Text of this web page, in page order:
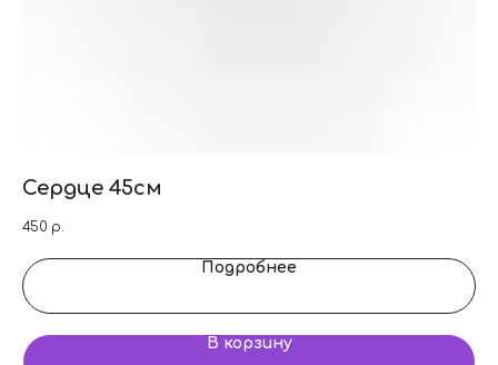
Сердце 45см
450 р.
Подробнее
В корзину